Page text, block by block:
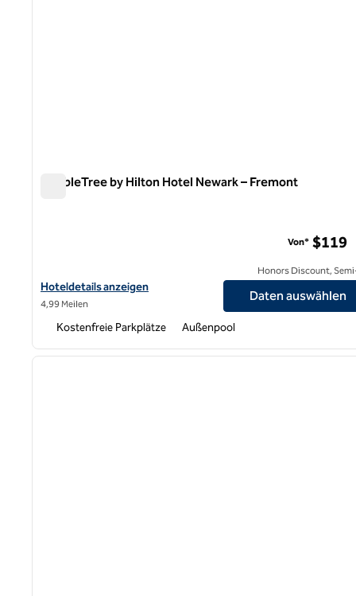
DoubleTree by Hilton Hotel Newark – Fremont
Hoteldetails für DoubleTree by Hilton Hotel Newark – Fremont
Hoteldetails anzeigen
4,99 Meilen
Von* $119
Honors Discount,
Daten auswählen
Kostenfreie Parkplätze Außenpool
1 von 12